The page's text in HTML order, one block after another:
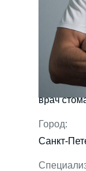
Город:
врач
Санкт-